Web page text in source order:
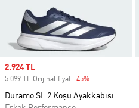
Sale price
2.924 TL
5.099 TL Orijinal fiyat -45%
Duramo SL 2 Koşu Ayakkabısı